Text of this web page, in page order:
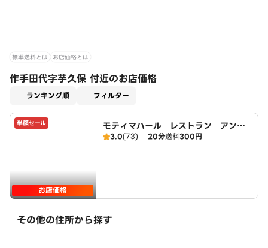
標準送料とは お店価格とは
作手田代字芋久保 付近のお店価格
ランキング順 フィルター
半額セール
お店価格
モティマハール レストラン アンド
バー
3.0(73) 20分送料300円
その他の住所から探す